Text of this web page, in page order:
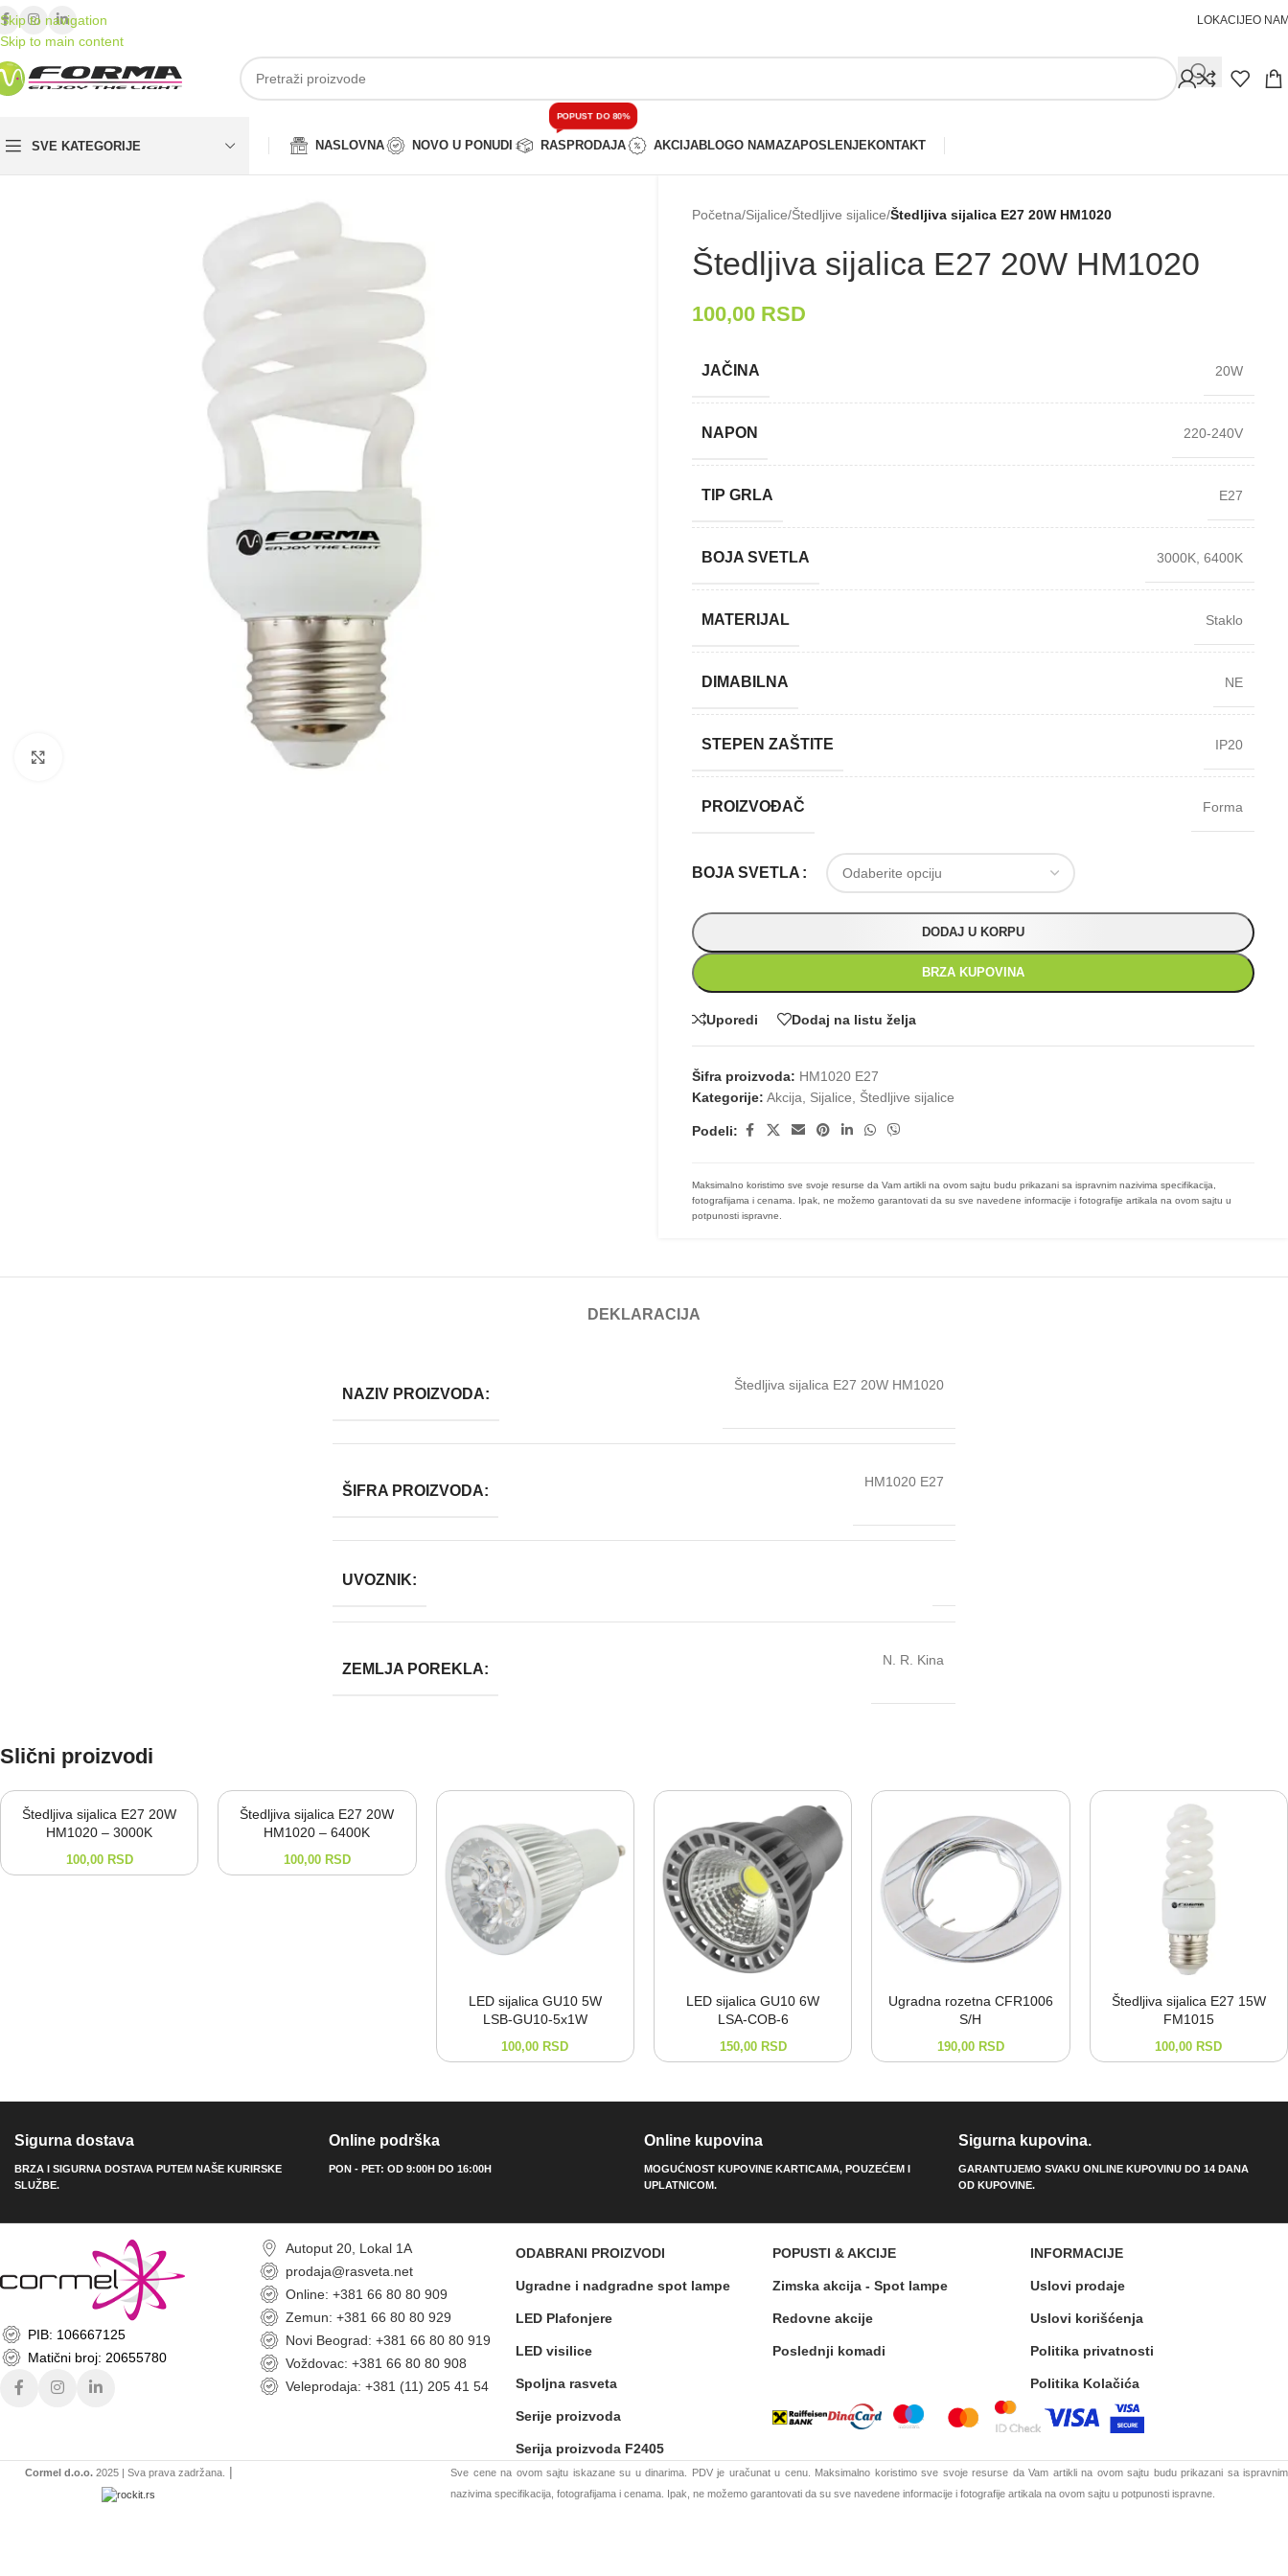
Skip to navigation
Skip to main content
LOKACIJEO
SVE KATEGORIJE NASLOVNA NOVO U PONUDI RASPRODAJA
POPUST DO 80%
AKCIJABLOGO NAMAZAPOSLENJEKONTAKT
Početna/Sijalice/Štedljive sijalice/Štedljiva sijalica E27 20W HM1020
Štedljiva sijalica E27 20W HM1020
100,00 RSD
JAČINA 20W
NAPON 220-240V
TIP GRLA E27
BOJA SVETLA 3000K 6400K
MATERIJAL Staklo
DIMABILNA NE
STEPEN ZAŠTITE IP20
PROIZVOĐAČ Forma
BOJA SVETLA
DODAJ U KORPU
BRZA KUPOVINA
Uporedi Dodaj na listu želja
Šifra proizvoda: HM1020 E27
Kategorije: Akcija Sijalice Štedljive sijalice
Podeli:
Maksimalno koristimo sve svoje resurse da Vam artikli na ovom sajtu budu prikazani sa ispravnim nazivima specifikacija,
fotografijama i cenama. Ipak, ne možemo garantovati da su sve navedene informacije i fotografije artikala na ovom sajtu u
potpunosti ispravne.
DEKLARACIJA
NAZIV PROIZVODA:
Štedljiva sijalica E27 20W HM1020
ŠIFRA PROIZVODA:
HM1020 E27
UVOZNIK:
ZEMLJA POREKLA:
N. R. Kina
Slični proizvodi
Štedljiva sijalica E27 20W
HM1020 – 3000K
100,00 RSD
Štedljiva sijalica E27 20W
HM1020 – 6400K
100,00 RSD
LED sijalica GU10 5W
LSB-⁠GU10-⁠5x1W
100,00 RSD
LED sijalica GU10 6W
LSA-⁠COB-⁠6
150,00 RSD
Ugradna rozetna CFR1006
S/H
190,00 RSD
Štedljiva sijalica E27 15W
FM1015
100,00 RSD
Sigurna dostava
BRZA I SIGURNA DOSTAVA PUTEM NAŠE KURIRSKE
SLUŽBE.
Online podrška
PON - PET: OD 9:00H DO 16:00H
Online kupovina
MOGUĆNOST KUPOVINE KARTICAMA, POUZEĆEM I
UPLATNICOM.
Sigurna kupovina.
GARANTUJEMO SVAKU ONLINE KUPOVINU DO 14 DANA
OD KUPOVINE.
PIB: 106667125
Matični broj: 20655780
Autoput 20, Lokal 1A
prodaja@rasveta.net
Online: +381 66 80 80 909
Zemun: +381 66 80 80 929
Novi Beograd: +381 66 80 80 919
Voždovac: +381 66 80 80 908
Veleprodaja: +381 (11) 205 41 54
ODABRANI PROIZVODI
Ugradne i nadgradne spot lampe
LED Plafonjere
LED visilice
Spoljna rasveta
Serije proizvoda
Serija proizvoda F2405
POPUSTI & AKCIJE
Zimska akcija - Spot lampe
Redovne akcije
Poslednji komadi
INFORMACIJE
Uslovi prodaje
Uslovi korišćenja
Politika privatnosti
Politika Kolačića
Cormel d.o.o.2025 | Sva prava zadržana. |
Sve cene na ovom sajtu iskazane su u dinarima. PDV je uračunat u cenu. Maksimalno koristimo sve svoje resurse da Vam artikli na ovom sajtu budu prikazani sa ispravnim
nazivima specifikacija, fotografijama i cenama. Ipak, ne možemo garantovati da su sve navedene informacije i fotografije artikala na ovom sajtu u potpunosti ispravne.